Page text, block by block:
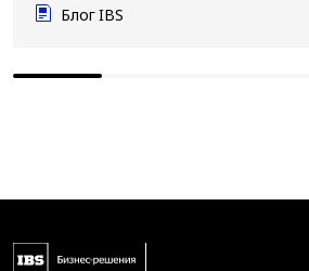
Блог IBS